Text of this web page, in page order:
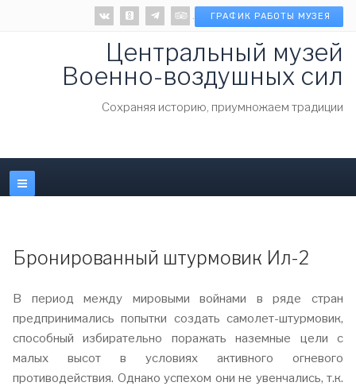
. ГРАФИК РАБОТЫ МУЗЕЯ
Центральный музей
Военно-воздушных сил
Cохраняя историю, приумножаем традиции
Бронированный штурмовик Ил-2
В период между мировыми войнами в ряде стран
предпринимались попытки создать самолет-штурмовик,
способный избирательно поражать наземные цели с
малых высот в условиях активного огневого
противодействия. Однако успехом они не увенчались, т.к.